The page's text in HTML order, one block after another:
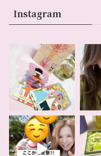
Instagram